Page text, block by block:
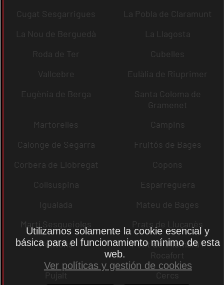
Cugat Sesgarrigues
La Pobla de Claramunt
La Nou de Berguedà
La Llagosta
Roda de Ter
Cubelles
Vallcebre
Eulàlia de Riuprimer
Eugènia de Berga
Santa Coloma de
Gramenet
Martorelles
Campins
Calonge de Segarra
Fruitós de Bages
Corbera de Llobregat
Copons
Collsuspina
Esparreguera
Igualada
Mateu de Bages
Martí Sesgueioles
Prats de Lluçanès
Pontons
Pont de Vilomara i
Rocafort
Pujalt
Cercs
Utilizamos solamente la cookie esencial y
básica para el funcionamiento mínimo de esta
web.
Ver políticas y gestión de cookies